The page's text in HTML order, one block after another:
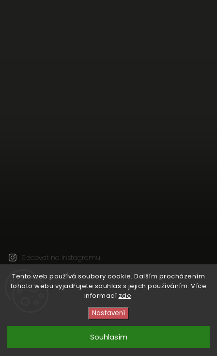
Tento web používá soubory cookie. Dalším procházením
tohoto webu vyjadřujete souhlas s jejich používáním. Více
informací zde.
Nastavení
Souhlasím
Sledovat na Instagramu
Copyright 2026Natural Wine Shop. Všechna práva
vyhrazena.
Upravit nastavení cookies